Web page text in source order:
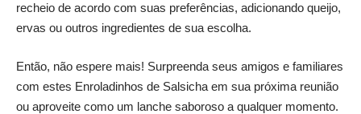
recheio de acordo com suas preferências, adicionando queijo,
ervas ou outros ingredientes de sua escolha.
Então, não espere mais! Surpreenda seus amigos e familiares
com estes Enroladinhos de Salsicha em sua próxima reunião
ou aproveite como um lanche saboroso a qualquer momento.